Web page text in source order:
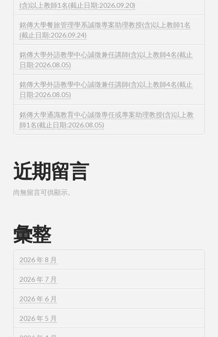
(含)以上教師1名(截止日期:2026.09.20)
銘傳大學餐旅管理學系誠徵專案助理教授(含)以上教師1名
(截止日期:2026.09.24)
銘傳大學外語教學中心誠徵兼任講師(含)以上教師4名(截止
日期:2026.08.05)
銘傳大學外語教學中心誠徵兼任講師(含)以上教師4名(截止
日期:2026.08.05)
銘傳大學通識教育中心誠徵專任或專案助理教授(含)以上教
師1名(截止日期:2026.08.05)
近期留言
尚無留言可供顯示。
彙整
2026 年 8 月
2026 年 7 月
2026 年 6 月
2026 年 5 月